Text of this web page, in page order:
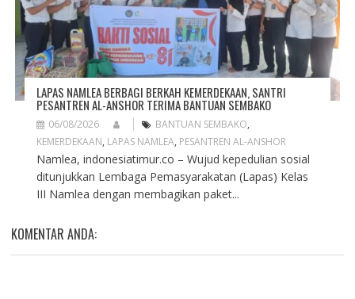
LAPAS NAMLEA BERBAGI BERKAH KEMERDEKAAN, SANTRI
PESANTREN AL-ANSHOR TERIMA BANTUAN SEMBAKO
06/08/2026 BANTUAN SEMBAKO,
KEMERDEKAAN, LAPAS NAMLEA, PESANTREN AL-ANSHOR
Namlea, indonesiatimur.co – Wujud kepedulian sosial
ditunjukkan Lembaga Pemasyarakatan (Lapas) Kelas
III Namlea dengan membagikan paket...
KOMENTAR ANDA: